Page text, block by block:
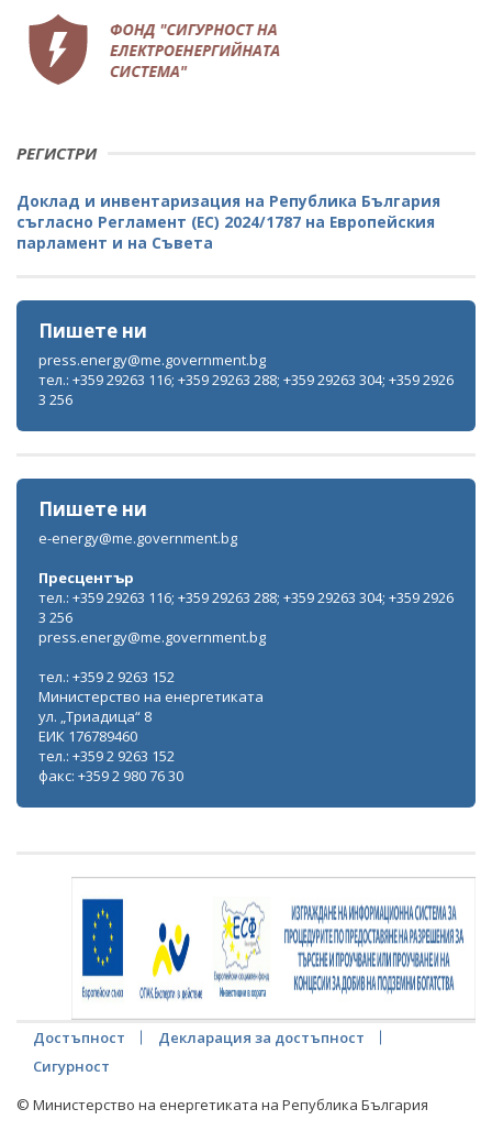
РЕГИСТРИ
Доклад и инвентаризация на Република България
съгласно Регламент (ЕС) 2024/1787 на Европейския
парламент и на Съвета
Пишете ни
press.energy@me.government.bg
тел.: +359 29263 116; +359 29263 288; +359 29263 304; +359 2926
3 256
Пишете ни
e-energy@me.government.bg
Пресцентър
тел.: +359 29263 116; +359 29263 288; +359 29263 304; +359 2926
3 256
press.energy@me.government.bg
тел.: +359 2 9263 152
Министерство на енергетиката
ул. „Триадица“ 8
ЕИК 176789460
тел.: +359 2 9263 152
факс: +359 2 980 76 30
Достъпност
Декларация за достъпност
Сигурност
© Министерство на енергетиката на Република България